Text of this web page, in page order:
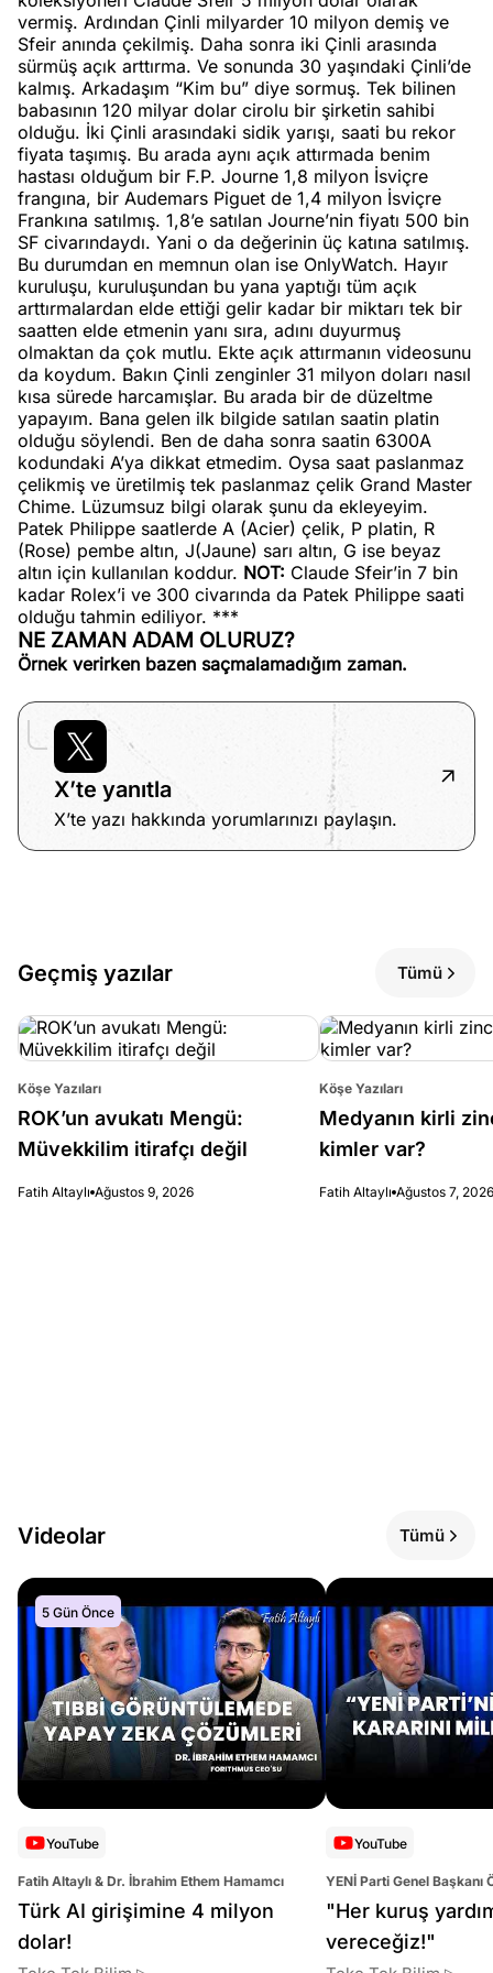
vermiş. Ardından Çinli milyarder 10 milyon demiş ve
Sfeir anında çekilmiş. Daha sonra iki Çinli arasında
sürmüş açık arttırma. Ve sonunda 30 yaşındaki Çinli’de
kalmış. Arkadaşım “Kim bu” diye sormuş. Tek bilinen
babasının 120 milyar dolar cirolu bir şirketin sahibi
olduğu. İki Çinli arasındaki sidik yarışı, saati bu rekor
fiyata taşımış. Bu arada aynı açık attırmada benim
hastası olduğum bir F.P. Journe 1,8 milyon İsviçre
frangına, bir Audemars Piguet de 1,4 milyon İsviçre
Frankına satılmış. 1,8’e satılan Journe’nin fiyatı 500 bin
SF civarındaydı. Yani o da değerinin üç katına satılmış.
Bu durumdan en memnun olan ise OnlyWatch. Hayır
kuruluşu, kuruluşundan bu yana yaptığı tüm açık
arttırmalardan elde ettiği gelir kadar bir miktarı tek bir
saatten elde etmenin yanı sıra, adını duyurmuş
olmaktan da çok mutlu. Ekte açık attırmanın videosunu
da koydum. Bakın Çinli zenginler 31 milyon doları nasıl
kısa sürede harcamışlar. Bu arada bir de düzeltme
yapayım. Bana gelen ilk bilgide satılan saatin platin
olduğu söylendi. Ben de daha sonra saatin 6300A
kodundaki A’ya dikkat etmedim. Oysa saat paslanmaz
çelikmiş ve üretilmiş tek paslanmaz çelik Grand Master
Chime. Lüzumsuz bilgi olarak şunu da ekleyeyim.
Patek Philippe saatlerde A (Acier) çelik, P platin, R
(Rose) pembe altın, J(Jaune) sarı altın, G ise beyaz
altın için kullanılan koddur. NOT: Claude Sfeir’in 7 bin
kadar Rolex’i ve 300 civarında da Patek Philippe saati
olduğu tahmin ediliyor. ***
NE ZAMAN ADAM OLURUZ?
Örnek verirken bazen saçmalamadığım zaman.
X’te yanıtla
X’te yazı hakkında yorumlarınızı paylaşın.
Geçmiş yazılar Tümü
Köşe Yazıları
ROK’un avukatı Mengü:
Müvekkilim itirafçı değil
Fatih Altaylı Ağustos 9, 2026
Köşe Yazıları
Medyanın kirli
kimler var?
Fatih Altaylı Ağustos 7, 2026
Videolar Tümü
5 Gün Önce
YouTube
Fatih Altaylı & Dr. İbrahim Ethem Hamamcı
Türk AI girişimine 4 milyon
dolar!
YouTube
YENİ Parti Genel Başkanı
Altaylı
"Her kuruş
vereceğiz!"